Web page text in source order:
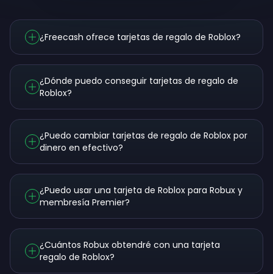
¿Freecash ofrece tarjetas de regalo de Roblox?
¿Dónde puedo conseguir tarjetas de regalo de
Roblox?
¿Puedo cambiar tarjetas de regalo de Roblox por
dinero en efectivo?
¿Puedo usar una tarjeta de Roblox para Robux y
membresía Premier?
¿Cuántos Robux obtendré con una tarjeta
regalo de Roblox?